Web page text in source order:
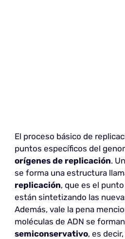
El proceso básico de
puntos específicos del
orígenes de replicación.
se forma una estructura
replicación, que es el
están sintetizando las
Además, vale la pena
moléculas de ADN se
semiconservativo, es